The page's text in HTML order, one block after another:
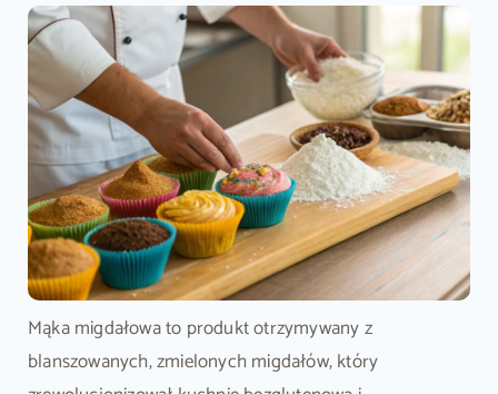
Mąka migdałowa to produkt otrzymywany z
blanszowanych, zmielonych migdałów, który